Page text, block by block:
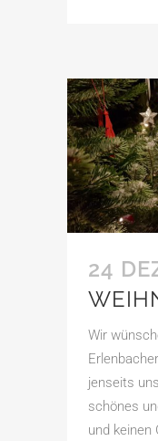
24
Wir
jenseits
schönes
und keinen